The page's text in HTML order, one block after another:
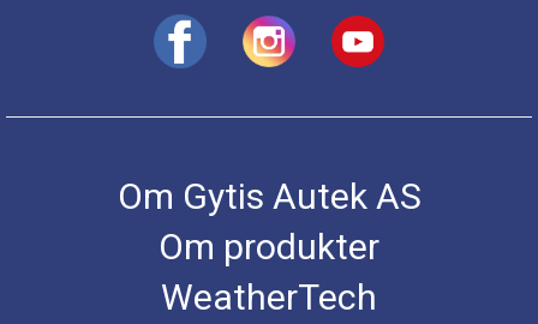
Om Gytis Autek AS
Om produkter
WeatherTech